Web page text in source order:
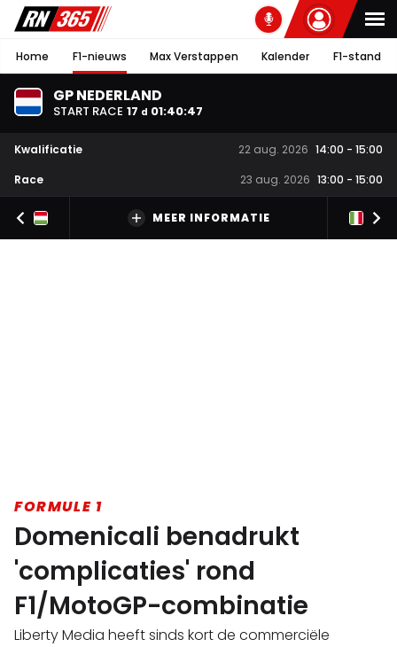
Home F1-nieuws Max Verstappen Kalender F1-stand
GP NEDERLAND
START RACE 17 d 01:40:46
Kwalificatie 22 aug. 2026 14:00 - 15:00
Race
23 aug. 2026 13:00 - 15:00
MEER INFORMATIE
FORMULE 1
Domenicali benadrukt
'complicaties' rond
F1/MotoGP-combinatie
Liberty Media heeft sinds kort de commerciële